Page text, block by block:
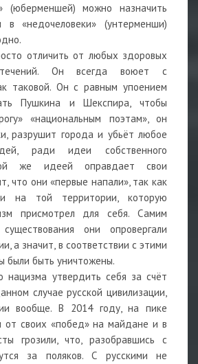
(юберменшей) можно назначить
«недочеловеки» (унтерменши)
отличить от любых здоровых
течений. Он всегда воюет с
таковой. Он с равным упоением
Пушкина и Шекспира, чтобы
«национальным поэтам», он
разрушит города и убьёт любое
ради идеи собственного
же идеей оправдает свои
что они «первые напали», так как
на той территории, которую
присмотрел для себя. Самим
они опровергали
а значит, в соответствии с этими
были быть уничтожены.
нацизма утвердить себя за счёт
случае русской цивилизации,
вообще. В 2014 году, на пике
от своих «побед» на майдане и в
грозили, что, разобравшись с
за поляков. С русскими не